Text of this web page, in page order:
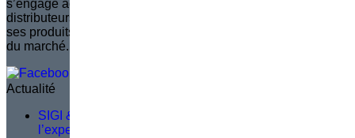
s’engage activement à développer et former un réseau de
distributeurs qualifiés, garantissant ainsi que l’évolution de
ses produits reste toujours en phase avec les besoins réels
du marché.
Actualité
SIGI & HAMON Élévation : Un partenariat fondé sur
l’expertise, la précision et un objectif commun